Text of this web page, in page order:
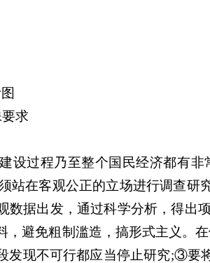
求
设过程乃至整个国民经济都有
站在客观公正的立场进行调查
数据出发，通过科学分析，得出
，避免粗制滥造，搞形式主义
发现不可行都应当停止研究;③要